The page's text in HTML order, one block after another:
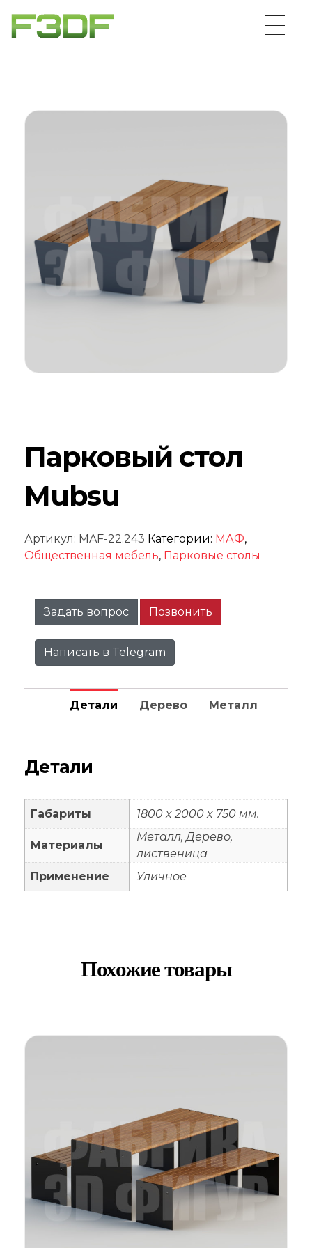
Парковый стол
Mubsu
Артикул: MAF-22.243 Категории: МАФ,
Общественная мебель, Парковые столы
Задать вопрос Позвонить
Написать в Telegram
Детали Дерево Металл
Детали
Габариты 1800 x 2000 x 750 мм.
Материалы
Металл, Дерево,
лиственица
Применение
Уличное
Похожие товары